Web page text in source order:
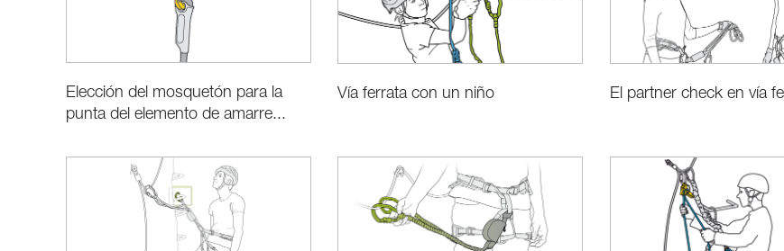
Elección del mosquetón para la
punta del elemento de amarre...
Vía ferrata con un niño El partner check en vía